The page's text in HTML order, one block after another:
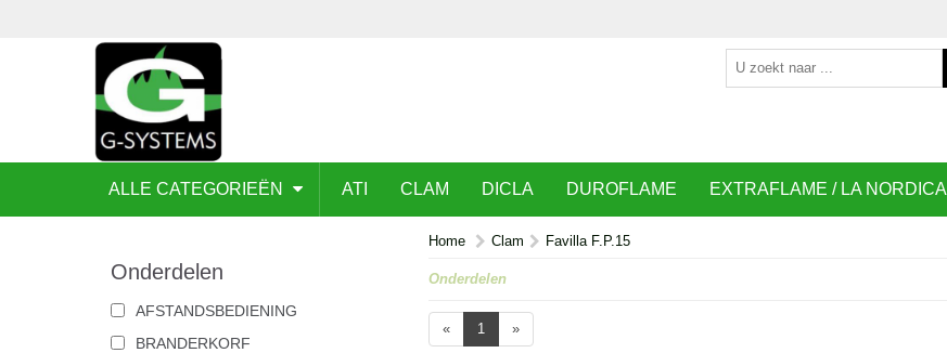
ALLE CATEGORIEËN ATI CLAM DICLA DUROFLAME EXTRAFLAME / LA NORDICA
Onderdelen
AFSTANDSBEDIENING
BRANDERKORF
Home Clam Favilla F.P.15
Onderdelen
« 1 »